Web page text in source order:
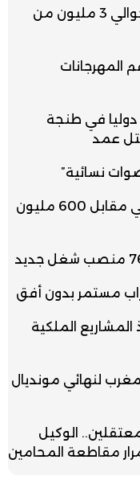
عملية مرحبا تسجل دخول حوالي 3 مليون من
لدعم المهرجانات
في طنجة
عمد
نسائية”
الرجاء يحسم صفقة الدحماني مقابل 600 مليون
مستمر بدون أفق
لتنفيذ المشاريع الملكية
لنهائي مونديال
الوكيل
مقاطعة المحامين